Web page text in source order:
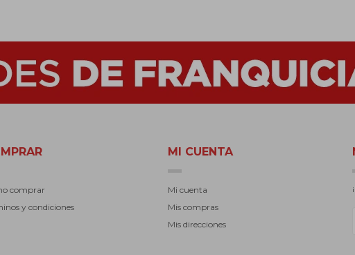
comprar
y condiciones
MI CUENTA
Mi cuenta
Mis compras
Mis direcciones